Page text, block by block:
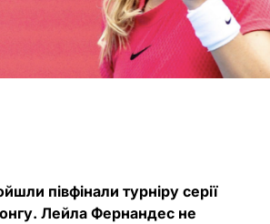
півфінали турніру серії
Лейла Фернандес не